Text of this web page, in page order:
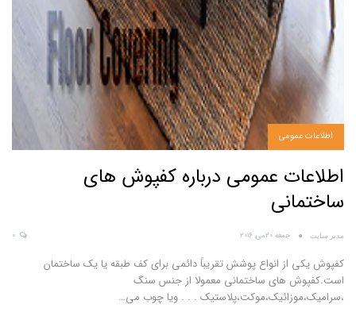
اطلاعات عمومی
اطلاعات عمومی درباره کفپوش های
ساختمانی
مدیر سایت جمعه 20می, 2016
کفپوش یکی از انواع پوشش تقریباً دائمی برای کف طبقه یا یک ساختمان
است.کفپوش های ساختمانی معمولا از جنس سنگ
،سرامیک،موزائیک،موکت،پلاستیک . . . ویا چوب می…